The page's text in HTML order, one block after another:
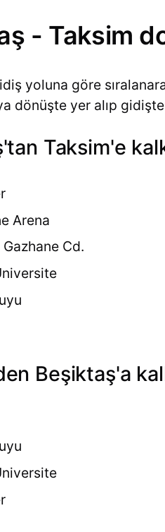
- Taksim
yoluna göre
dönüşte yer alıp
Taksim'e
Arena
Cd.
Beşiktaş'a